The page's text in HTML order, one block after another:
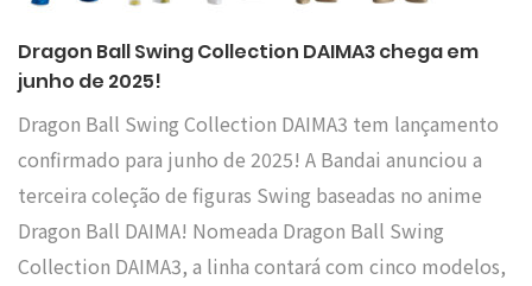
Dragon Ball Swing Collection DAIMA3 chega em
junho de 2025!
Dragon Ball Swing Collection DAIMA3 tem lançamento
confirmado para junho de 2025! A Bandai anunciou a
terceira coleção de figuras Swing baseadas no anime
Dragon Ball DAIMA! Nomeada Dragon Ball Swing
Collection DAIMA3, a linha contará com cinco modelos,